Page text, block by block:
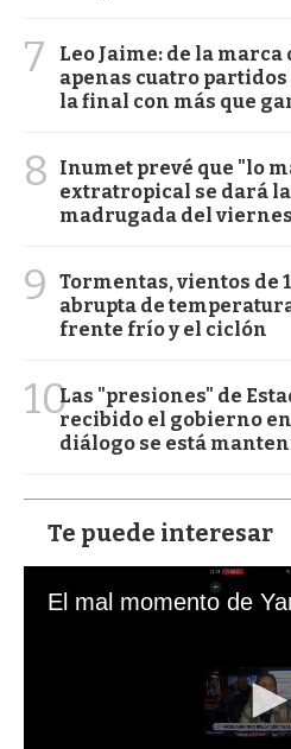
7
Leo Jaime: de la marca
apenas cuatro
la final con más que
8
Inumet prevé que "lo
extratropical se dará
madrugada del viernes
9
Tormentas, vientos de
abrupta de
frente frío y el ciclón
10Las "presiones" de
recibido el gobierno
diálogo se está
Te puede interesar